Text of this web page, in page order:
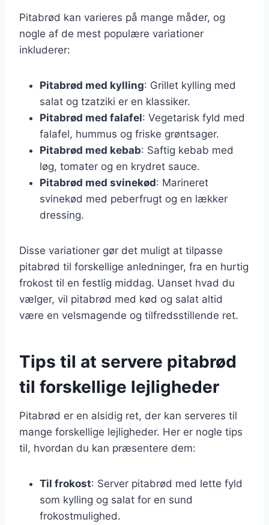
Pitabrød kan varieres på mange måder, og
nogle af de mest populære variationer
inkluderer:
Pitabrød med kylling: Grillet kylling med
salat og tzatziki er en klassiker.
Pitabrød med falafel: Vegetarisk fyld med
falafel, hummus og friske grøntsager.
Pitabrød med kebab: Saftig kebab med
løg, tomater og en krydret sauce.
Pitabrød med svinekød: Marineret
svinekød med peberfrugt og en lækker
dressing.
Disse variationer gør det muligt at tilpasse
pitabrød til forskellige anledninger, fra en hurtig
frokost til en festlig middag. Uanset hvad du
vælger, vil pitabrød med kød og salat altid
være en velsmagende og tilfredsstillende ret.
Tips til at servere pitabrød
til forskellige lejligheder
Pitabrød er en alsidig ret, der kan serveres til
mange forskellige lejligheder. Her er nogle tips
til, hvordan du kan præsentere dem:
Til frokost: Server pitabrød med lette fyld
som kylling og salat for en sund
frokostmulighed.